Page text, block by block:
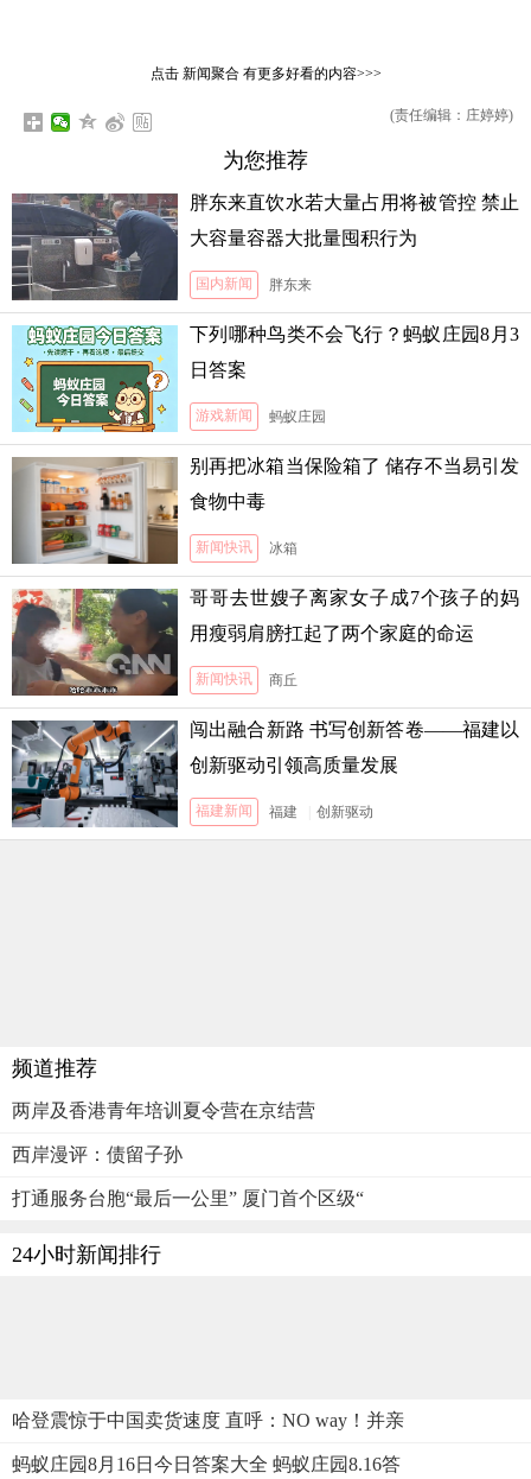
点击 新闻聚合有更多好看的内容>>>
(责任编辑：庄婷婷)
为您推荐
胖东来直饮水若大量占用将被管控 禁止
大容量容器大批量囤积行为
国内新闻 胖东来
下列哪种鸟类不会飞行？蚂蚁庄园8月3
日答案
游戏新闻 蚂蚁庄园
别再把冰箱当保险箱了 储存不当易引发
食物中毒
新闻快讯 冰箱
哥哥去世嫂子离家女子成7个孩子的妈
用瘦弱肩膀扛起了两个家庭的命运
新闻快讯 商丘
闯出融合新路 书写创新答卷——福建以
创新驱动引领高质量发展
福建新闻 福建 创新驱动
频道推荐
两岸及香港青年培训夏令营在京结营
西岸漫评：债留子孙
打通服务台胞“最后一公里” 厦门首个区级“
24小时新闻排行
哈登震惊于中国卖货速度 直呼：NO way！并亲
蚂蚁庄园8月16日今日答案大全 蚂蚁庄园8.16答